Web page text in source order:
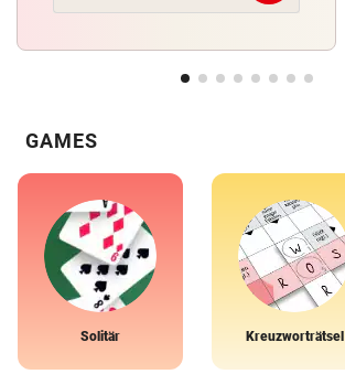
GAMES
Solitär Kreuzworträtsel